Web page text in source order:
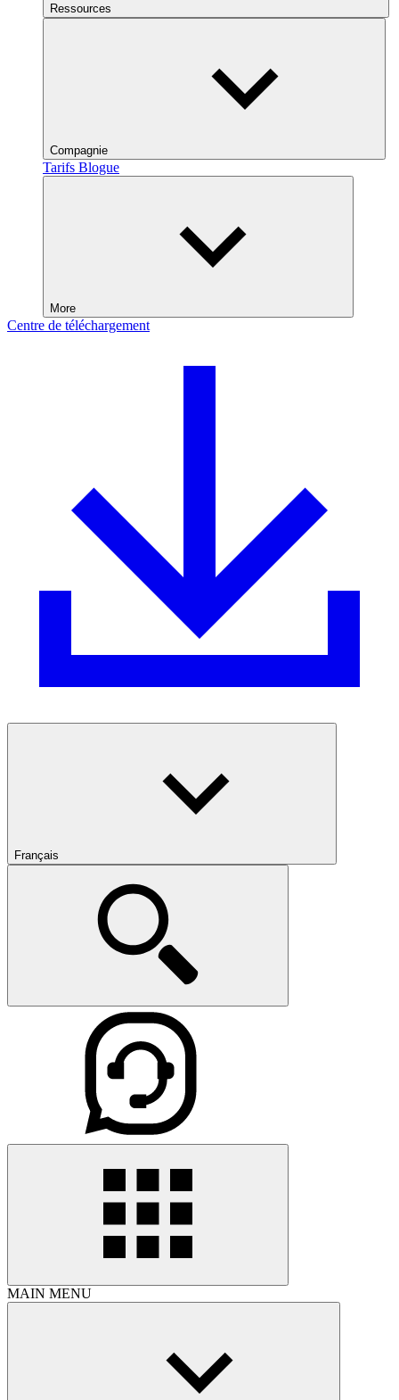
Ressources
Compagnie
Tarifs Blogue
More
Centre de téléchargement
Français
MAIN MENU